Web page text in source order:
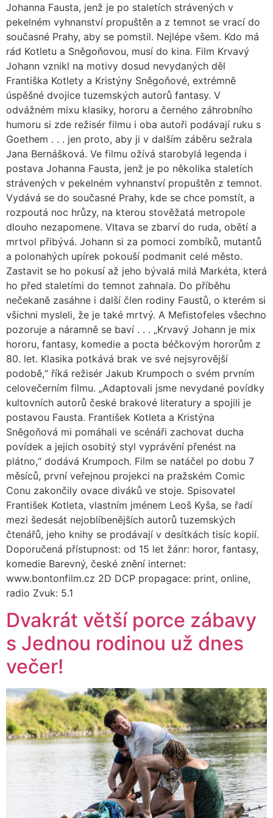
Johanna Fausta, jenž je po staletích strávených v
pekelném vyhnanství propuštěn a z temnot se vrací do
současné Prahy, aby se pomstil. Nejlépe všem. Kdo má
rád Kotletu a Sněgoňovou, musí do kina. Film Krvavý
Johann vznikl na motivy dosud nevydaných děl
Františka Kotlety a Kristýny Sněgoňové, extrémně
úspěšné dvojice tuzemských autorů fantasy. V
odvážném mixu klasiky, hororu a černého záhrobního
humoru si zde režisér filmu i oba autoři podávají ruku s
Goethem . . . jen proto, aby ji v dalším záběru sežrala
Jana Bernášková. Ve filmu ožívá starobylá legenda i
postava Johanna Fausta, jenž je po několika staletích
strávených v pekelném vyhnanství propuštěn z temnot.
Vydává se do současné Prahy, kde se chce pomstít, a
rozpoutá noc hrůzy, na kterou stověžatá metropole
dlouho nezapomene. Vltava se zbarví do ruda, obětí a
mrtvol přibývá. Johann si za pomoci zombíků, mutantů
a polonahých upírek pokouší podmanit celé město.
Zastavit se ho pokusí až jeho bývalá milá Markéta, která
ho před staletími do temnot zahnala. Do příběhu
nečekaně zasáhne i další člen rodiny Faustů, o kterém si
všichni mysleli, že je také mrtvý. A Mefistofeles všechno
pozoruje a náramně se baví . . . „Krvavý Johann je mix
hororu, fantasy, komedie a pocta béčkovým hororům z
80. let. Klasika potkává brak ve své nejsyrovější
podobě,“ říká režisér Jakub Krumpoch o svém prvním
celovečerním filmu. „Adaptovali jsme nevydané povídky
kultovních autorů české brakové literatury a spojili je
postavou Fausta. František Kotleta a Kristýna
Sněgoňová mi pomáhali ve scénáři zachovat ducha
povídek a jejich osobitý styl vyprávění přenést na
plátno,“ dodává Krumpoch. Film se natáčel po dobu 7
měsíců, první veřejnou projekci na pražském Comic
Conu zakončily ovace diváků ve stoje. Spisovatel
František Kotleta, vlastním jménem Leoš Kyša, se řadí
mezi šedesát nejoblíbenějších autorů tuzemských
čtenářů, jeho knihy se prodávají v desítkách tisíc kopií.
Doporučená přístupnost: od 15 let žánr: horor, fantasy,
komedie Barevný, české znění internet:
www.bontonfilm.cz 2D DCP propagace: print, online,
radio Zvuk: 5.1
Dvakrát větší porce zábavy
s Jednou rodinou už dnes
večer!